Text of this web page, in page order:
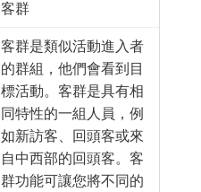
客群
客群是類似活動進入者
的群組，他們會看到目
標活動。客群是具有相
同特性的一組人員，例
如新訪客、回頭客或來
自中西部的回頭客。客
群功能可讓您將不同的